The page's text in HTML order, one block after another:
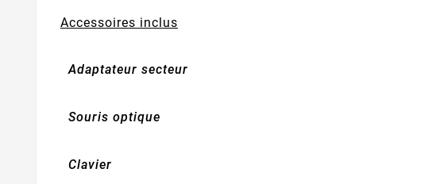
Accessoires inclus
Adaptateur secteur
Souris optique
Clavier